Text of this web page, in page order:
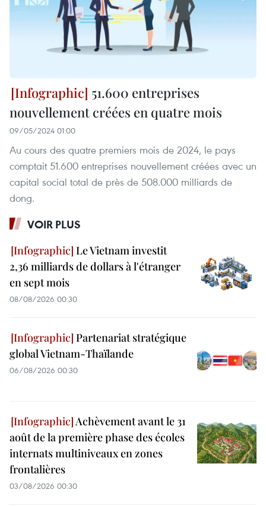
51.600 entreprises
nouvellement créées en quatre mois
09/05/2024 01:00
Au cours des quatre premiers mois de 2024, le pays
comptait 51.600 entreprises nouvellement créées avec un
capital social total de près de 508.000 milliards de
dong.
VOIR PLUS
Le Vietnam investit
2,36 milliards de dollars à l'étranger
en sept mois
08/08/2026 00:30
Partenariat stratégique
global Vietnam-Thaïlande
06/08/2026 00:30
Achèvement avant le 31
août de la première phase des écoles
internats multiniveaux en zones
frontalières
03/08/2026 00:30